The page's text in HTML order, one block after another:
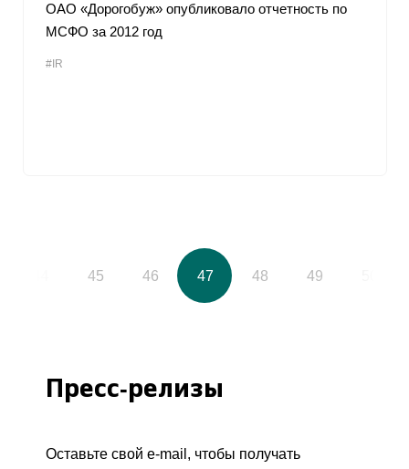
ОАО «Дорогобуж» опубликовало отчетность по
МСФО за 2012 год
#IR
45 46 47 48 49
Пресс-релизы
Оставьте свой e-mail, чтобы получать